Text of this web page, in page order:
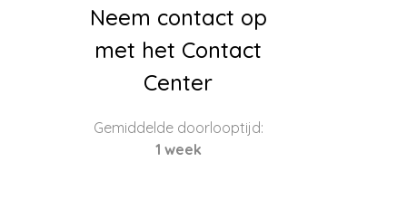
Neem contact op
met het Contact
Center
Gemiddelde doorlooptijd:
1 week